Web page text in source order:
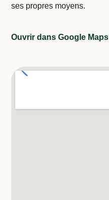
ses propres moyens.
Ouvrir dans Google Maps